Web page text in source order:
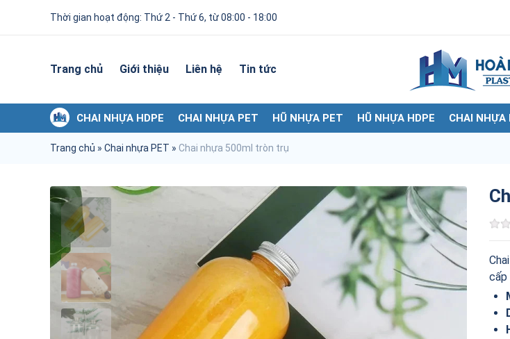
Thời gian hoạt động: Thứ 2 - Thứ 6, từ 08:00 - 18:00
Trang chủ Giới thiệu Liên hệ Tin tức
CHAI NHỰA HDPE CHAI NHỰA PET HŨ NHỰA PET HŨ NHỰA HDPE CHAI NHỰA
Trang chủ » Chai nhựa PET » Chai nhựa 500ml tròn trụ
cấp